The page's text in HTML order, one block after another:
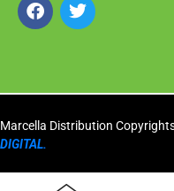
Marcella Distribution
DIGITAL.